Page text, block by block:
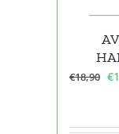
€18,90 €